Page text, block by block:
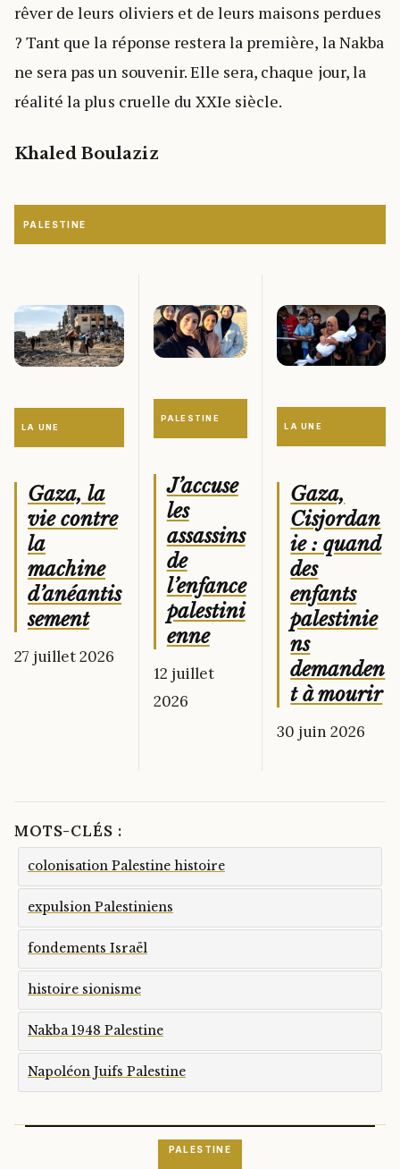
rêver de leurs oliviers et de leurs maisons perdues
? Tant que la réponse restera la première, la Nakba
ne sera pas un souvenir. Elle sera, chaque jour, la
réalité la plus cruelle du XXIe siècle.
Khaled Boulaziz
PALESTINE
LA UNE
Gaza, la
vie contre
la
machine
d’anéantis
sement
27 juillet 2026
PALESTINE
J’accuse
les
assassins
de
l’enfance
palestini
enne
12 juillet
2026
LA UNE
Gaza,
Cisjordan
ie : quand
des
enfants
palestinie
ns
demanden
t à mourir
30 juin 2026
MOTS-CLÉS :
colonisation Palestine histoire
expulsion Palestiniens
fondements Israël
histoire sionisme
Nakba 1948 Palestine
Napoléon Juifs Palestine
PALESTINE